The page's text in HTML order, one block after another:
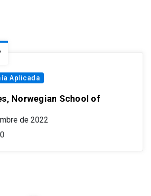
Aplicada
Norwegian School of
de 2022